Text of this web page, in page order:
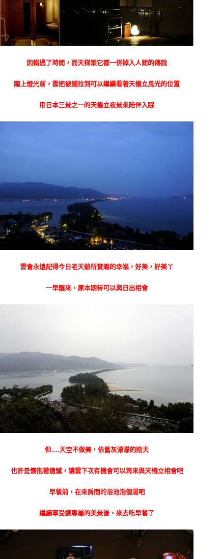
因錯過了時間，而天梯跟它都一併掉入人間的傳說
關上燈光前，雲把被舖拉到可以繼續看著天橋立風光的位置
用日本三景之一的天橋立夜景來陪伴入眠
雲會永遠記得今日老天爺所賞賜的幸福，好美，好美丫
一早醒來，原本期待可以與日出相會
但….天空不做美，依舊灰濛濛的陰天
也許是懷抱著遺憾，讓雲下次有機會可以再來與天橋立相會吧
早餐前，在來房間的浴池泡個湯吧
繼續享受這專屬的美景後，來去吃早餐了